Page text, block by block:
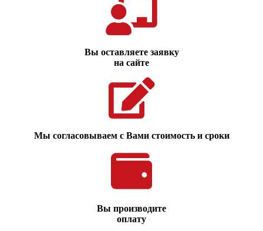
Вы оставляете заявку
на сайте
Мы согласовываем с Вами стоимость и сроки
Вы производите
оплату